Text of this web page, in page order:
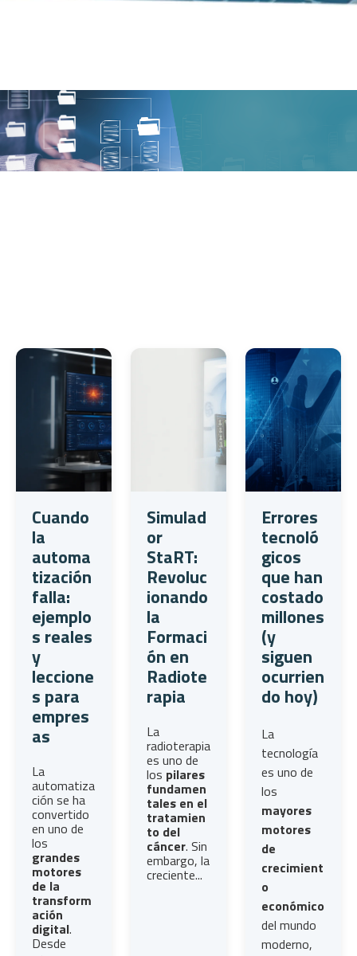
Cuando
la
automa
tización
falla:
ejemplo
s reales
y
leccione
s para
empres
as
La
automatiza
ción se ha
convertido
en uno de
los
grandes
motores
de la
transform
ación
digital.
Desde
Simulad
or
StaRT:
Revoluc
ionando
la
Formaci
ón en
Radiote
rapia
La
radioterapia
es uno de
los pilares
fundamen
tales en el
tratamien
to del
cáncer. Sin
embargo, la
creciente...
Errores
tecnoló
gicos
que han
costado
millones
(y
siguen
ocurrien
do hoy)
La
tecnología
es uno de
los
mayores
motores
de
crecimient
o
económico
del mundo
moderno,